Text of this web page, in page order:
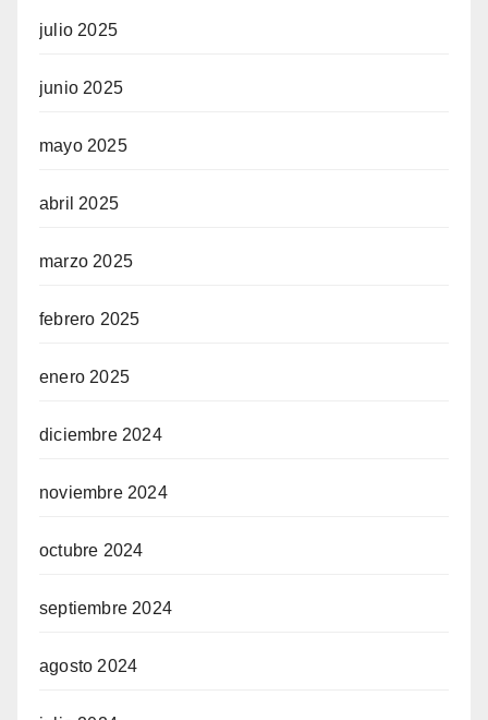
julio 2025
junio 2025
mayo 2025
abril 2025
marzo 2025
febrero 2025
enero 2025
diciembre 2024
noviembre 2024
octubre 2024
septiembre 2024
agosto 2024